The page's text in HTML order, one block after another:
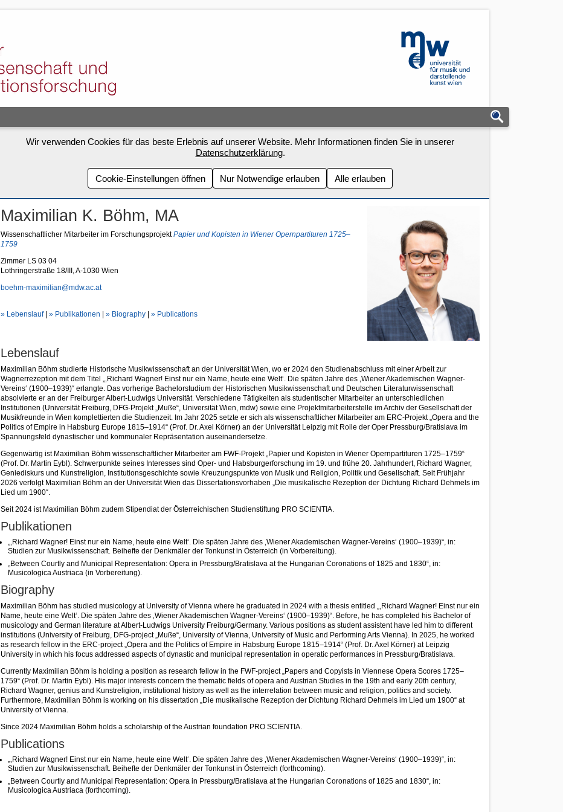
mdw - Homepage
Wir verwenden Cookies für das beste Erlebnis auf unserer Website. Mehr Informationen finden Sie in unserer
Datenschutzerklärung.
Cookie-Einstellungen öffnen Nur Notwendige erlauben Alle erlauben
Maximilian K. Böhm, MA
Wissenschaftlicher Mitarbeiter im ForschungsprojektPapier und Kopisten in Wiener Opernpartituren 1725–
1759
Zimmer LS 03 04
Lothringerstraße 18/III, A-1030 Wien
boehm-maximilian@mdw.ac.at
» Lebenslauf| » Publikationen | » Biography | » Publications
Lebenslauf
Maximilian Böhm studierte Historische Musikwissenschaft an der Universität Wien, wo er 2024 den Studienabschluss mit einer Arbeit zur
Wagnerrezeption mit dem Titel „‚Richard Wagner! Einst nur ein Name, heute eine Welt‘. Die späten Jahre des ‚Wiener Akademischen Wagner-
Vereins‘ (1900–1939)“ erlangte. Das vorherige Bachelorstudium der Historischen Musikwissenschaft und Deutschen Literaturwissenschaft
absolvierte er an der Freiburger Albert-Ludwigs Universität. Verschiedene Tätigkeiten als studentischer Mitarbeiter an unterschiedlichen
Institutionen (Universität Freiburg, DFG-Projekt „Muße“, Universität Wien, mdw) sowie eine Projektmitarbeiterstelle im Archiv der Gesellschaft der
Musikfreunde in Wien komplettierten die Studienzeit. Im Jahr 2025 setzte er sich als wissenschaftlicher Mitarbeiter am ERC-Projekt „Opera and the
Politics of Empire in Habsburg Europe 1815–1914“ (Prof. Dr. Axel Körner) an der Universität Leipzig mit Rolle der Oper Pressburg/Bratislava im
Spannungsfeld dynastischer und kommunaler Repräsentation auseinandersetze.
Gegenwärtig ist Maximilian Böhm wissenschaftlicher Mitarbeiter am FWF-Projekt „Papier und Kopisten in Wiener Opernpartituren 1725–1759“
(Prof. Dr. Martin Eybl). Schwerpunkte seines Interesses sind Oper- und Habsburgerforschung im 19. und frühe 20. Jahrhundert, Richard Wagner,
Geniediskurs und Kunstreligion, Institutionsgeschichte sowie Kreuzungspunkte von Musik und Religion, Politik und Gesellschaft. Seit Frühjahr
2026 verfolgt Maximilian Böhm an der Universität Wien das Dissertationsvorhaben „Die musikalische Rezeption der Dichtung Richard Dehmels im
Lied um 1900“.
Seit 2024 ist Maximilian Böhm zudem Stipendiat der Österreichischen Studienstiftung PRO SCIENTIA.
Publikationen
„‚Richard Wagner! Einst nur ein Name, heute eine Welt‘. Die späten Jahre des ‚Wiener Akademischen Wagner-Vereins‘ (1900–1939)“, in:
Studien zur Musikwissenschaft. Beihefte der Denkmäler der Tonkunst in Österreich (in Vorbereitung).
„Between Courtly and Municipal Representation: Opera in Pressburg/Bratislava at the Hungarian Coronations of 1825 and 1830“, in:
Musicologica Austriaca (in Vorbereitung).
Biography
Maximilian Böhm has studied musicology at University of Vienna where he graduated in 2024 with a thesis entitled „‚Richard Wagner! Einst nur ein
Name, heute eine Welt‘. Die späten Jahre des ‚Wiener Akademischen Wagner-Vereins‘ (1900–1939)“. Before, he has completed his Bachelor of
musicology and German literature at Albert-Ludwigs University Freiburg/Germany. Various positions as student assistent have led him to different
institutions (University of Freiburg, DFG-project „Muße“, University of Vienna, University of Music and Performing Arts Vienna). In 2025, he worked
as research fellow in the ERC-project „Opera and the Politics of Empire in Habsburg Europe 1815–1914“ (Prof. Dr. Axel Körner) at Leipzig
University in which his focus addressed aspects of dynastic and municipal representation in operatic performances in Pressburg/Bratislava.
Currently Maximilian Böhm is holding a position as research fellow in the FWF-project „Papers and Copyists in Viennese Opera Scores 1725–
1759“ (Prof. Dr. Martin Eybl). His major interests concern the thematic fields of opera and Austrian Studies in the 19th and early 20th century,
Richard Wagner, genius and Kunstreligion, institutional history as well as the interrelation between music and religion, politics and society.
Furthermore, Maximilian Böhm is working on his dissertation „Die musikalische Rezeption der Dichtung Richard Dehmels im Lied um 1900“ at
University of Vienna.
Since 2024 Maximilian Böhm holds a scholarship of the Austrian foundation PRO SCIENTIA.
Publications
„‚Richard Wagner! Einst nur ein Name, heute eine Welt‘. Die späten Jahre des ‚Wiener Akademischen Wagner-Vereins‘ (1900–1939)“, in:
Studien zur Musikwissenschaft. Beihefte der Denkmäler der Tonkunst in Österreich (forthcoming).
„Between Courtly and Municipal Representation: Opera in Pressburg/Bratislava at the Hungarian Coronations of 1825 and 1830“, in:
Musicologica Austriaca (forthcoming).